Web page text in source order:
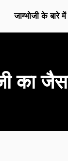
जाम्भोजी के बारे में
का